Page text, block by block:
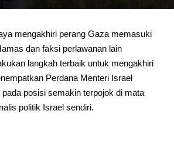
mengakhiri perang Gaza memasuki
dan faksi perlawanan lain
langkah terbaik untuk mengakhiri
Perdana Menteri Israel
posisi semakin terpojok di mata
politik Israel sendiri.